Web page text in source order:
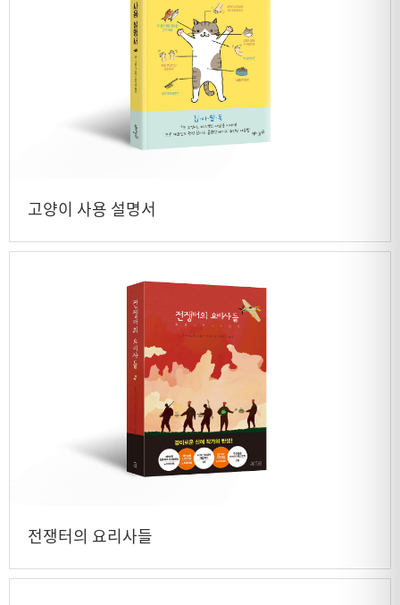
고양이 사용 설명서
전쟁터의 요리사들